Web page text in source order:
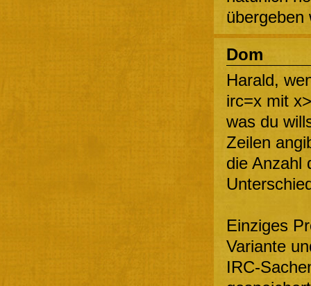
übergeben
Dom
Harald,
irc=x mit
was du
Zeilen
die Anzahl
Einziges
Variante
IRC-